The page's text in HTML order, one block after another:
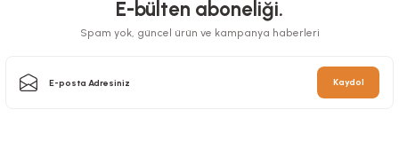
E-bülten aboneliği.
Spam yok, güncel ürün ve kampanya haberleri
Kaydol